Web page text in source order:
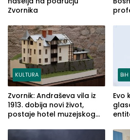
Zvornika
KULTURA
Zvornik: Andraševa vila iz
1913. dobija novi život,
postaje hotel muzejskog
BiH
Evo